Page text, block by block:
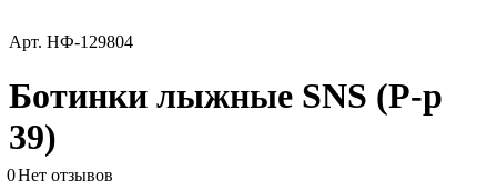
Арт. НФ-129804
Ботинки лыжные SNS (Р-р
39)
0Нет отзывов